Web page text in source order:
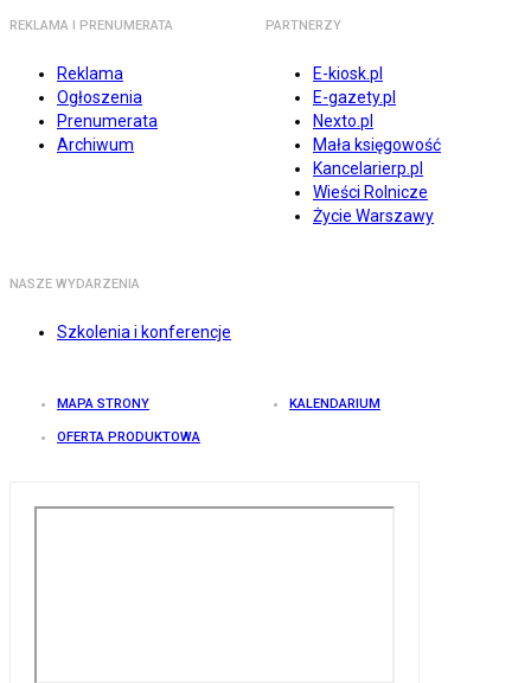
REKLAMA I PRENUMERATA
Reklama
Ogłoszenia
Prenumerata
Archiwum
PARTNERZY
E-kiosk.pl
E-gazety.pl
Nexto.pl
Mała księgowość
Kancelarierp.pl
Wieści Rolnicze
Życie Warszawy
NASZE WYDARZENIA
Szkolenia i konferencje
MAPA STRONY KALENDARIUM
OFERTA PRODUKTOWA